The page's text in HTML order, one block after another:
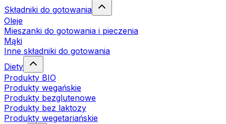
Składniki do gotowania
Oleje
Mieszanki do gotowania i pieczenia
Mąki
Inne składniki do gotowania
Diety
Produkty BIO
Produkty wegańskie
Produkty bezglutenowe
Produkty bez laktozy
Produkty wegetariańskie